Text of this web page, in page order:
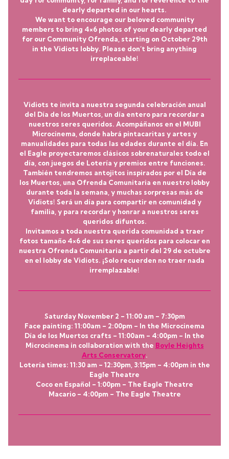
dearly departed in our hearts.
We want to encourage our beloved community
members to bring 4×6 photos of your dearly departed
for our Community Ofrenda, starting on October 29th
in the Vidiots lobby. Please don’t bring anything
irreplaceable!
Vidiots te invita a nuestra segunda celebración anual
del Día de los Muertos , un día entero para recordar a
nuestros seres queridos. Acompáñanos en el MUBI
Microcinema, donde habrá pintacaritas y artes y
manualidades para todas las edades durante el día. En
el Eagle proyectaremos clásicos sobrenaturales todo el
día, con juegos de Lotería y premios entre funciones.
También tendremos antojitos inspirados por el Día de
los Muertos, una Ofrenda Comunitaria en nuestro lobby
durante toda la semana, y muchas sorpresas más de
Vidiots! Será un día para compartir en comunidad y
familia, y para recordar y honrar a nuestros seres
queridos difuntos.
Invitamos a toda nuestra querida comunidad a traer
fotos tamaño 4×6 de sus seres queridos para colocar en
nuestra Ofrenda Comunitaria a partir del 29 de octubre
en el lobby de Vidiots. ¡Solo recuerden no traer nada
irremplazable!
Saturday November 2 – 11:00 am – 7:30pm
Face painting: 11:00am – 2:00pm – In the Microcinema
Día de los Muertos crafts – 11:00am – 4:00pm – In the
Microcinema in collaboration with the Boyle Heights
Arts Conservatory.
Lotería times: 11:30 am – 12:30pm, 3:15pm – 4:00pm in the
Eagle Theatre
Coco en Español – 1:00pm – The Eagle Theatre
Macario– 4:00pm – The Eagle Theatre